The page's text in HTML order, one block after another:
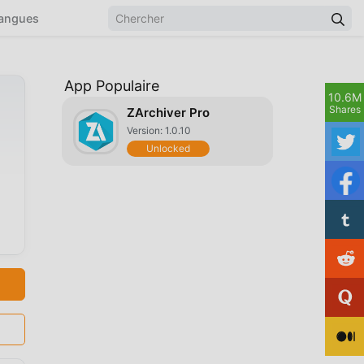
App Populaire
ZArchiver Pro
Version: 1.0.10
Unlocked
10.6M
Shares